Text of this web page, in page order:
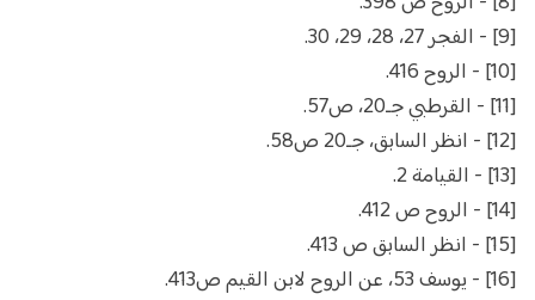
[9] - الفجر 27، 28، 29، 30.
[10] - الروح 416.
[11] - القرطبي جـ20، ص57.
[12] - انظر السابق، جـ20 ص58.
[13] - القيامة 2.
[14] - الروح ص 412.
[15] - انظر السابق ص 413.
[16] - يوسف 53، عن الروح لابن القيم ص413.